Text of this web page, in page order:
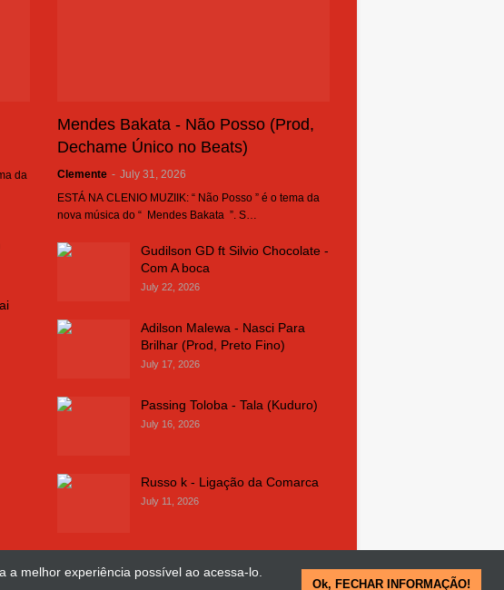
a melhor experiência possível ao acessa-lo.
Ok, FECHAR INFORMAÇÃO!
da
Mendes Bakata - Não Posso (Prod,
Dechame Único no Beats)
Clemente - July 31, 2026
ESTÁ NA CLENIO MUZIIK: “ Não Posso ” é o tema da
nova música do “ Mendes Bakata ”. S…
Gudilson GD ft Silvio Chocolate -
Com A boca
July 22, 2026
Adilson Malewa - Nasci Para
Brilhar (Prod, Preto Fino)
July 17, 2026
Passing Toloba - Tala (Kuduro)
July 16, 2026
Russo k - Ligação da Comarca
July 11, 2026